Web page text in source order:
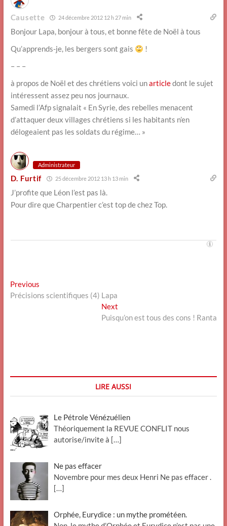
Causette 24 décembre 2012 12 h 27 min
Bonjour Lapa, bonjour à tous, et bonne fête de Noël à tous
Qu’apprends-je, les bergers sont gais
!
– – –
à propos de Noël et des chrétiens voici unarticledont le sujet
intéressent assez peu nos journaux.
Samedi l’Afp signalait « En Syrie, des rebelles menacent
d’attaquer deux villages chrétiens si les habitants n’en
délogeaient pas les soldats du régime… »
Administrateur
D. Furtif 25 décembre 2012 13 h 13 min
J’profite que Léon l’est pas là.
Pour dire que Charpentier c’est top de chez Top.
Navigation
de
PreviousPrevious
post:
Précisions scientifiques (4) Lapa
Next
post:
Puisqu’on est tous des cons ! Ranta
LIRE AUSSI
Le Pétrole Vénézuélien
Théoriquement la REVUE CONFLIT nous
autorise/invite à […]
Ne pas effacer
Novembre pour mes deux Henri Ne pas effacer .
[…]
Orphée, Eurydice : un mythe prométéen.